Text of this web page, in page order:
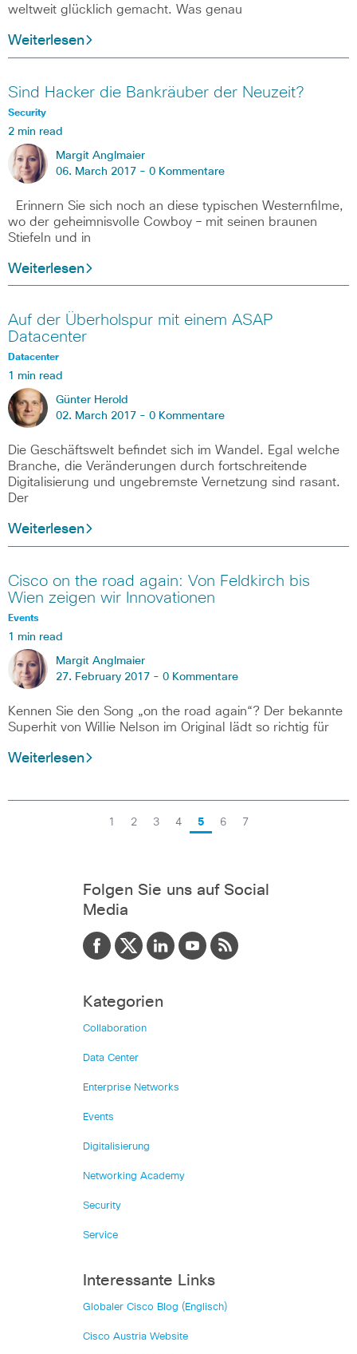
weltweit glücklich gemacht. Was genau
Weiterlesen
Sind Hacker die Bankräuber der Neuzeit?
Security
2 min read
Margit Anglmaier
06. March 2017 - 0 Kommentare
Erinnern Sie sich noch an diese typischen Westernfilme,
wo der geheimnisvolle Cowboy – mit seinen braunen
Stiefeln und in
Weiterlesen
Auf der Überholspur mit einem ASAP
Datacenter
Datacenter
1 min read
Günter Herold
02. March 2017 - 0 Kommentare
Die Geschäftswelt befindet sich im Wandel. Egal welche
Branche, die Veränderungen durch fortschreitende
Digitalisierung und ungebremste Vernetzung sind rasant.
Der
Weiterlesen
Cisco on the road again: Von Feldkirch bis
Wien zeigen wir Innovationen
Events
1 min read
Margit Anglmaier
27. February 2017 - 0 Kommentare
Kennen Sie den Song „on the road again“? Der bekannte
Superhit von Willie Nelson im Original lädt so richtig für
Weiterlesen
1 2 3 4 5 6 7
Folgen Sie uns auf Social
Media
Kategorien
Collaboration
Data Center
Enterprise Networks
Events
Digitalisierung
Networking Academy
Security
Service
Interessante Links
Globaler Cisco Blog (Englisch)
Cisco Austria Website